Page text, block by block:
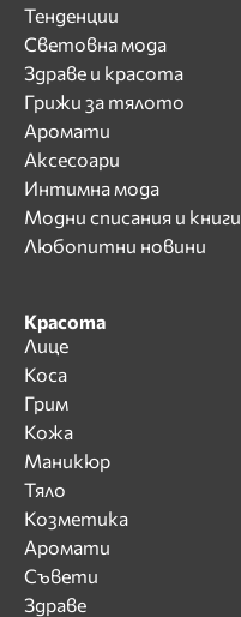
Тенденции
Световна мода
Здраве и красота
Грижи за тялото
Аромати
Аксесоари
Интимна мода
Модни списания и книги
Любопитни новини
Красота
Лице
Коса
Грим
Кожа
Маникюр
Тяло
Козметика
Аромати
Съвети
Здраве